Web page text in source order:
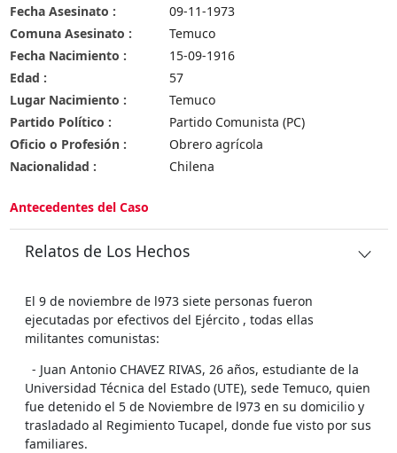
Fecha Asesinato :
09-11-1973
Comuna Asesinato :
Temuco
Fecha Nacimiento :
15-09-1916
Edad :
57
Lugar Nacimiento :
Temuco
Partido Político :
Partido Comunista (PC)
Oficio o Profesión :
Obrero agrícola
Nacionalidad :
Chilena
Antecedentes del Caso
Relatos de Los Hechos
El 9 de noviembre de l973 siete personas fueron
ejecutadas por efectivos del Ejército , todas ellas
militantes comunistas:
- Juan Antonio CHAVEZ RIVAS, 26 años, estudiante de la
Universidad Técnica del Estado (UTE), sede Temuco, quien
fue detenido el 5 de Noviembre de l973 en su domicilio y
trasladado al Regimiento Tucapel, donde fue visto por sus
familiares.